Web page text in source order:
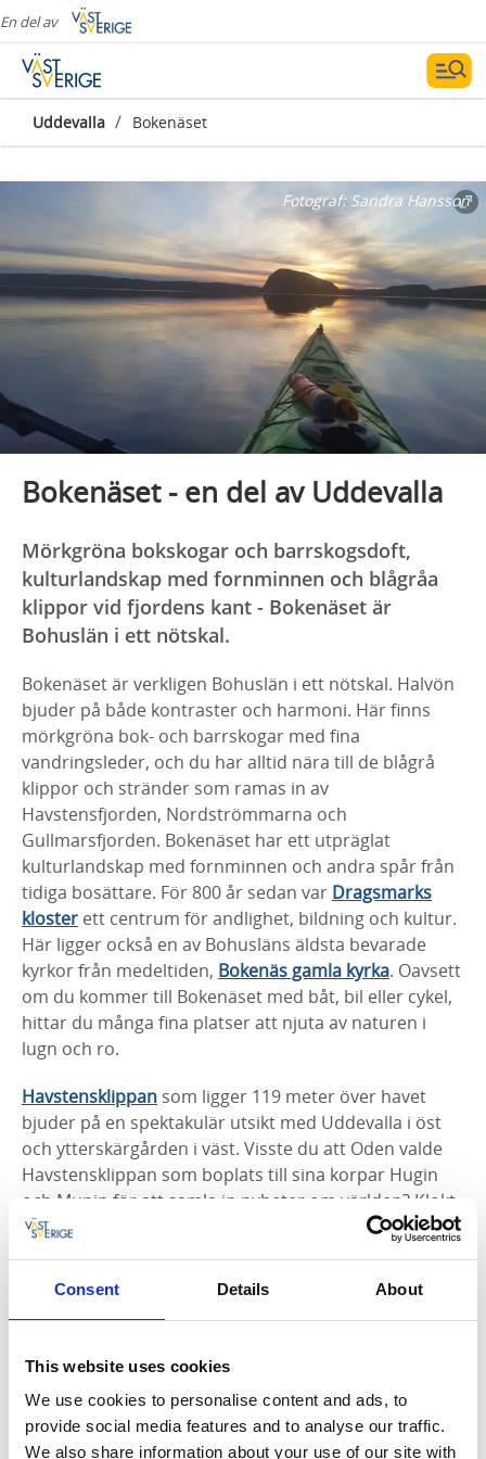
Consent Details About
This website uses cookies
We use cookies to personalise content and ads, to
provide social media features and to analyse our traffic.
We also share information about your use of our site with
En del av
Uddevalla / Bokenäset
Fotograf: Sandra Hansson
Bokenäset - en del av Uddevalla
Mörkgröna bokskogar och barrskogsdoft,
kulturlandskap med fornminnen och blågråa
klippor vid fjordens kant - Bokenäset är
Bohuslän i ett nötskal.
Bokenäset är verkligen Bohuslän i ett nötskal. Halvön
bjuder på både kontraster och harmoni. Här finns
mörkgröna bok- och barrskogar med fina
vandringsleder, och du har alltid nära till de blågrå
klippor och stränder som ramas in av
Havstensfjorden, Nordströmmarna och
Gullmarsfjorden. Bokenäset har ett utpräglat
kulturlandskap med fornminnen och andra spår från
tidiga bosättare. För 800 år sedan var Dragsmarks
kloster ett centrum för andlighet, bildning och kultur.
Här ligger också en av Bohusläns äldsta bevarade
kyrkor från medeltiden, Bokenäs gamla kyrka. Oavsett
om du kommer till Bokenäset med båt, bil eller cykel,
hittar du många fina platser att njuta av naturen i
lugn och ro.
Havstensklippan som ligger 119 meter över havet
bjuder på en spektakulär utsikt med Uddevalla i öst
och ytterskärgården i väst. Visste du att Oden valde
Havstensklippan som boplats till sina korpar Hugin
och Munin för att samla in nyheter om världen? Klokt
val kan tyckas, för det händer alltid något spännande
Bassholmen - en förtrollande vacker ö
Bassholmensom ligger mitt i de vackra
Nordströmmarna. Enligt vana kajakpaddlare är det
här världens bästa paddelvatten och har man tur får
man uppleva mareld i månsken. Men det som gör ön